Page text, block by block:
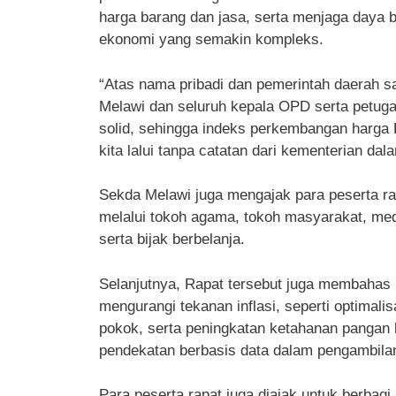
harga barang dan jasa, serta menjaga
ekonomi yang semakin kompleks.
“Atas nama pribadi dan pemerintah daerah
Melawi dan seluruh kepala OPD serta
solid, sehingga indeks perkembangan
kita lalui tanpa catatan dari kementerian
Sekda Melawi juga mengajak para peserta
melalui tokoh agama, tokoh masyarakat,
serta bijak berbelanja.
Selanjutnya, Rapat tersebut juga
mengurangi tekanan inflasi, seperti
pokok, serta peningkatan ketahanan
pendekatan berbasis data dalam